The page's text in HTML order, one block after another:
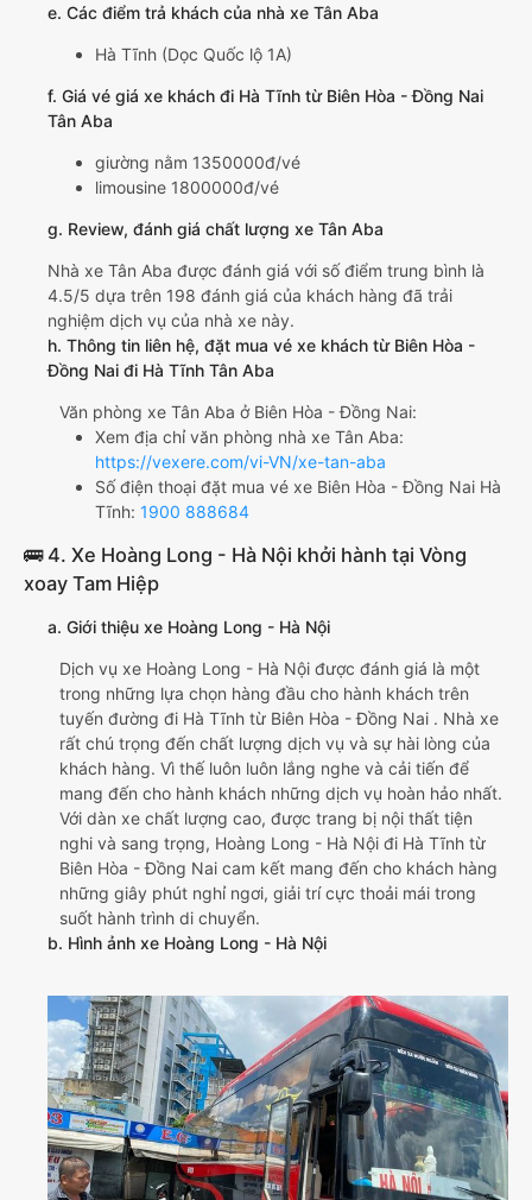
e. Các điểm trả khách của nhà xe Tân Aba
Hà Tĩnh (Dọc Quốc lộ 1A)
f. Giá vé giá xe khách đi Hà Tĩnh từ Biên Hòa - Đồng Nai
Tân Aba
giường nằm 1350000đ/vé
limousine 1800000đ/vé
g. Review, đánh giá chất lượng xe Tân Aba
Nhà xe Tân Aba được đánh giá với số điểm trung bình là
4.5/5 dựa trên 198 đánh giá của khách hàng đã trải
nghiệm dịch vụ của nhà xe này.
h. Thông tin liên hệ, đặt mua vé xe khách từ Biên Hòa -
Đồng Nai đi Hà Tĩnh Tân Aba
Văn phòng xe Tân Aba ở Biên Hòa - Đồng Nai:
Xem địa chỉ văn phòng nhà xe Tân Aba:
https://vexere.com/vi-VN/xe-tan-aba
Số điện thoại đặt mua vé xe Biên Hòa - Đồng Nai Hà
Tĩnh: 1900 888684
🚌 4. Xe Hoàng Long - Hà Nội khởi hành tại Vòng
xoay Tam Hiệp
a. Giới thiệu xe Hoàng Long - Hà Nội
Dịch vụ xe Hoàng Long - Hà Nội được đánh giá là một
trong những lựa chọn hàng đầu cho hành khách trên
tuyến đường đi Hà Tĩnh từ Biên Hòa - Đồng Nai . Nhà xe
rất chú trọng đến chất lượng dịch vụ và sự hài lòng của
khách hàng. Vì thế luôn luôn lắng nghe và cải tiến để
mang đến cho hành khách những dịch vụ hoàn hảo nhất.
Với dàn xe chất lượng cao, được trang bị nội thất tiện
nghi và sang trọng, Hoàng Long - Hà Nội đi Hà Tĩnh từ
Biên Hòa - Đồng Nai cam kết mang đến cho khách hàng
những giây phút nghỉ ngơi, giải trí cực thoải mái trong
suốt hành trình di chuyển.
b. Hình ảnh xe Hoàng Long - Hà Nội